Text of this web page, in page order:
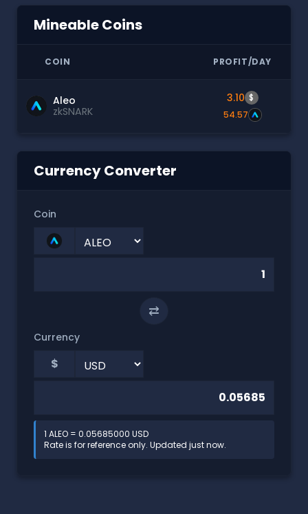
Mineable Coins
COIN PROFIT/DAY
Aleo
zkSNARK
3.10 $
54.57
Currency Converter
Coin
⇄
Currency
$
1 ALEO = 0.05685000 USD
Rate is for reference only. Updated just now.